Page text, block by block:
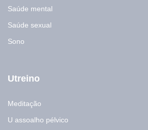
Saúde mental
Saúde sexual
Sono
Utreino
Meditação
U assoalho pélvico